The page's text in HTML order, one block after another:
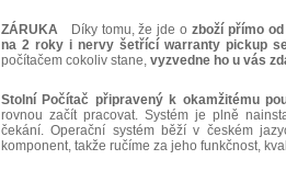
ZÁRUKA Díky tomu, že jde ozboží přímo
na 2 roky i nervy šetřící warranty pickup
počítačem cokoliv stane, vyzvedne ho u vás
Stolní Počítač připravený k okamžitému
rovnou začít pracovat. Systém je plně
čekání. Operační systém běží v českém
komponent, takže ručíme za jeho funkčnost,